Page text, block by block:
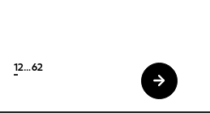
12…62